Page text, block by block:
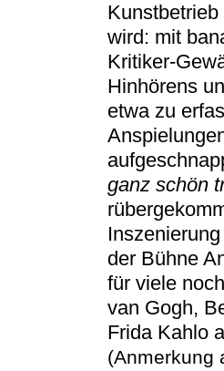
wird: mit
Kritiker-
Hinhörens
etwa zu
ganz schön
der Bühne
für viele
van Gogh,
Frida Kahlo
(Anmerkung